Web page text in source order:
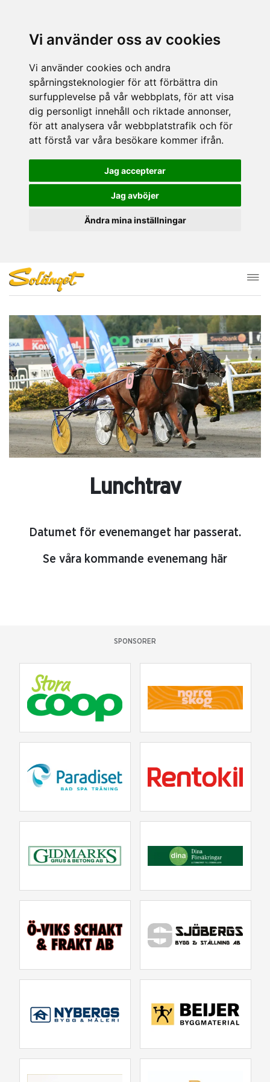
Vi använder oss av cookies
Vi använder cookies och andra
spårningsteknologier för att förbättra din
surfupplevelse på vår webbplats, för att visa
dig personligt innehåll och riktade annonser,
för att analysera vår webbplatstrafik och för
att förstå var våra besökare kommer ifrån.
Jag accepterar
Jag avböjer
Ändra mina inställningar
Lunchtrav
Datumet för evenemanget har passerat.
Se våra kommande evenemang här
SPONSORER